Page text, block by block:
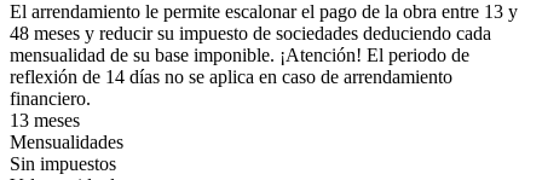
El arrendamiento le permite escalonar el pago de la obra entre 13 y
48 meses y reducir su impuesto de sociedades deduciendo cada
mensualidad de su base imponible. ¡Atención! El periodo de
reflexión de 14 días no se aplica en caso de arrendamiento
financiero.
13 meses
Mensualidades
Sin impuestos